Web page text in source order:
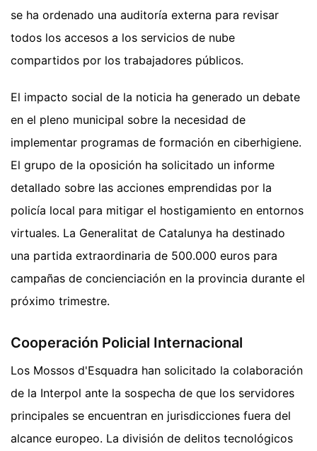
se ha ordenado una auditoría externa para revisar
todos los accesos a los servicios de nube
compartidos por los trabajadores públicos.
El impacto social de la noticia ha generado un debate
en el pleno municipal sobre la necesidad de
implementar programas de formación en ciberhigiene.
El grupo de la oposición ha solicitado un informe
detallado sobre las acciones emprendidas por la
policía local para mitigar el hostigamiento en entornos
virtuales. La Generalitat de Catalunya ha destinado
una partida extraordinaria de 500.000 euros para
campañas de concienciación en la provincia durante el
próximo trimestre.
Cooperación Policial Internacional
Los Mossos d'Esquadra han solicitado la colaboración
de la Interpol ante la sospecha de que los servidores
principales se encuentran en jurisdicciones fuera del
alcance europeo. La división de delitos tecnológicos